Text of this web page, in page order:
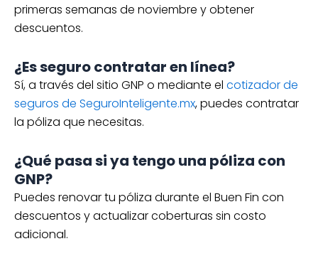
primeras semanas de noviembre y obtener
descuentos.
¿Es seguro contratar en línea?
Sí, a través del sitio GNP o mediante el cotizador de
seguros de SeguroInteligente.mx, puedes contratar
la póliza que necesitas.
¿Qué pasa si ya tengo una póliza con
GNP?
Puedes renovar tu póliza durante el Buen Fin con
descuentos y actualizar coberturas sin costo
adicional.